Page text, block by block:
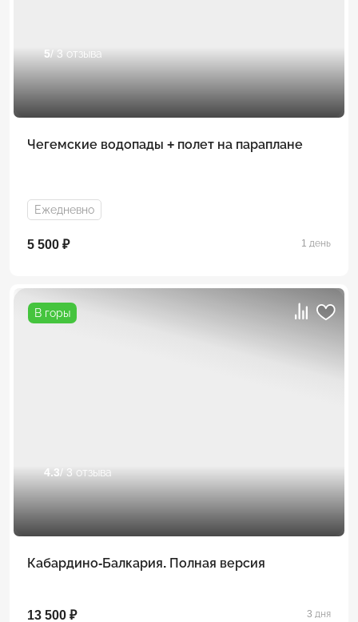
5/ 3 отзыва
Чегемские водопады + полет на параплане
Ежедневно
5 500 ₽ 1 день
В горы
4.3/ 3 отзыва
Кабардино-Балкария. Полная версия
13 500 ₽ 3 дня